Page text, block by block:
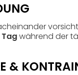
Tagwährend der
&